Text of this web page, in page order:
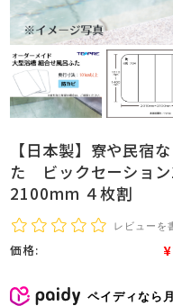
【日本製】寮や民宿
た ビックセーショ
2100mm ４枚割
レビューを
価格:
ペイディなら